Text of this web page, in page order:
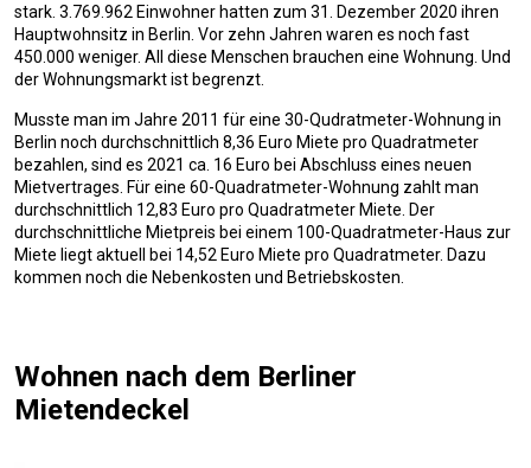
stark. 3.769.962 Einwohner hatten zum 31. Dezember 2020 ihren
Hauptwohnsitz in Berlin. Vor zehn Jahren waren es noch fast
450.000 weniger. All diese Menschen brauchen eine Wohnung. Und
der Wohnungsmarkt ist begrenzt.
Musste man im Jahre 2011 für eine 30-Qudratmeter-Wohnung in
Berlin noch durchschnittlich 8,36 Euro Miete pro Quadratmeter
bezahlen, sind es 2021 ca. 16 Euro bei Abschluss eines neuen
Mietvertrages. Für eine 60-Quadratmeter-Wohnung zahlt man
durchschnittlich 12,83 Euro pro Quadratmeter Miete. Der
durchschnittliche Mietpreis bei einem 100-Quadratmeter-Haus zur
Miete liegt aktuell bei 14,52 Euro Miete pro Quadratmeter. Dazu
kommen noch die Nebenkosten und Betriebskosten.
Wohnen nach dem Berliner
Mietendeckel